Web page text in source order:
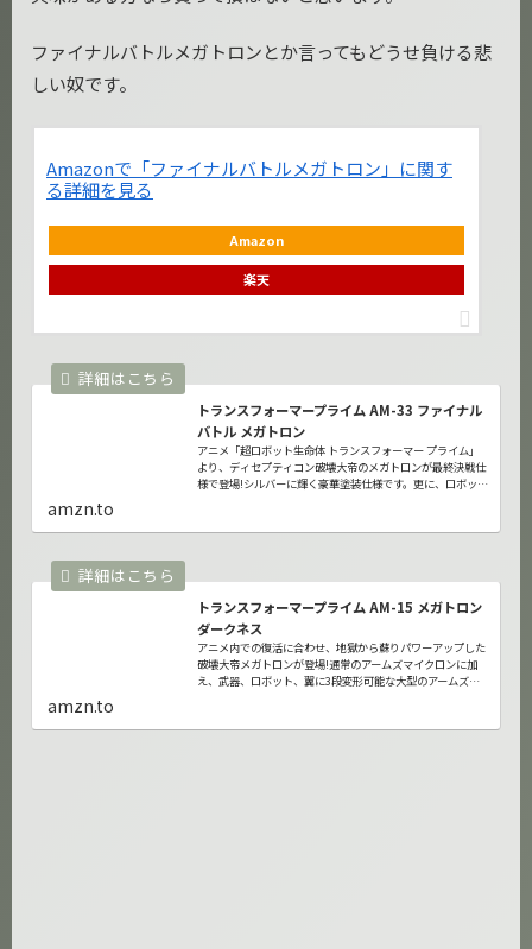
ファイナルバトルメガトロンとか言ってもどうせ負ける悲
しい奴です。
Amazonで「ファイナルバトルメガトロン」に関す
る詳細を見る
Amazon
楽天
トランスフォーマープライム AM-33 ファイナル
バトル メガトロン
アニメ「超ロボット生命体 トランスフォーマー プライム」
より、ディセプティコン破壊大帝のメガトロンが最終決戦仕
様で登場!シルバーに輝く豪華塗装仕様です。更に、ロボット
amzn.to
トランスフォーマープライム AM-15 メガトロン
ダークネス
アニメ内での復活に合わせ、地獄から蘇りパワーアップした
破壊大帝メガトロンが登場!通常のアームズマイクロンに加
え、武器、ロボット、翼に3段変形可能な大型のアームズマ
amzn.to